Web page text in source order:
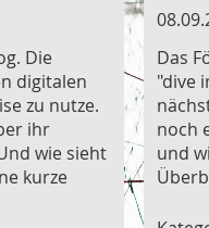
Die
digitalen
zu nutze.
ihr
wie sieht
kurze
Das
"dive
noch
und